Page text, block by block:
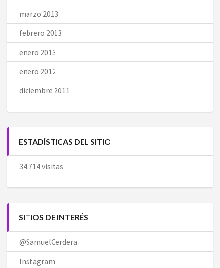
marzo 2013
febrero 2013
enero 2013
enero 2012
diciembre 2011
ESTADÍSTICAS DEL SITIO
34.714 visitas
SITIOS DE INTERÉS
@SamuelCerdera
Instagram